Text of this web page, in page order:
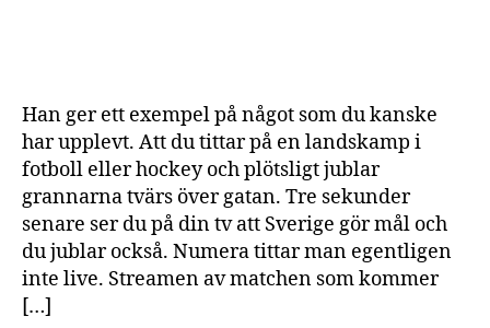
för
fri
energi
Han ger ett exempel på något som du kanske
har upplevt. Att du tittar på en landskamp i
fotboll eller hockey och plötsligt jublar
grannarna tvärs över gatan. Tre sekunder
senare ser du på din tv att Sverige gör mål och
du jublar också. Numera tittar man egentligen
inte live. Streamen av matchen som kommer
[…]